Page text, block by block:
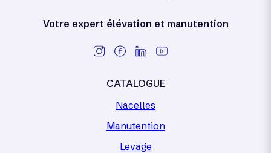
Votre expert élévation et manutention
CATALOGUE
Nacelles
Manutention
Levage